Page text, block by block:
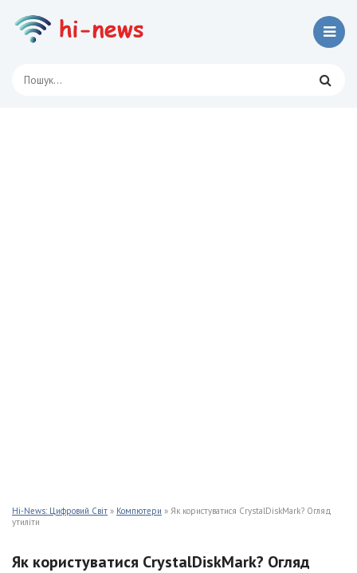
Hi-News: Цифровий Світ » Компютери » Як користуватися CrystalDiskMark? Огляд
утиліти
Як користуватися CrystalDiskMark? Огляд